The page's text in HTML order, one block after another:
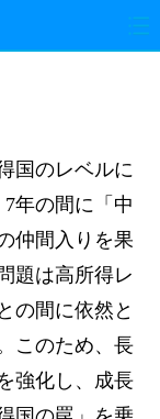
写真
国のレベルに
年の間に「中
仲間入りを果
題は高所得レ
の間に依然と
このため、長
強化し、成長